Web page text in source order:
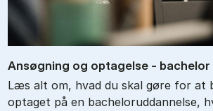
An­søg­ning og op­ta­gel­se - ba­chel­or
Læs alt om, hvad du skal gøre for at
optaget på en bacheloruddannelse,